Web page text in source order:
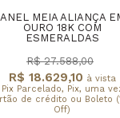
ANEL MEIA ALIANÇA
OURO 18K COM
ESMERALDAS
R$ 18.629,10 à vista
Parcelado, Pix, uma
de crédito ou Boleto
Off)
R$ 27.588,00